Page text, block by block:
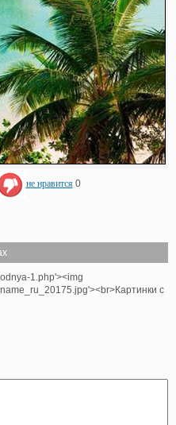
не нравится 0
1.php'><img
с